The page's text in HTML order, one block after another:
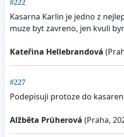
#222
Kasarna Karlin je jedno z
muze byt zavreno, jen kvuli
Kateřina Hellebrandová
#227
Podepisuji protoze do
Alžběta Prüherová (Praha,